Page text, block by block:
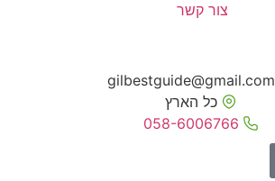
צור קשר
gilbestguide@gmail.com
כל הארץ
058-6006766